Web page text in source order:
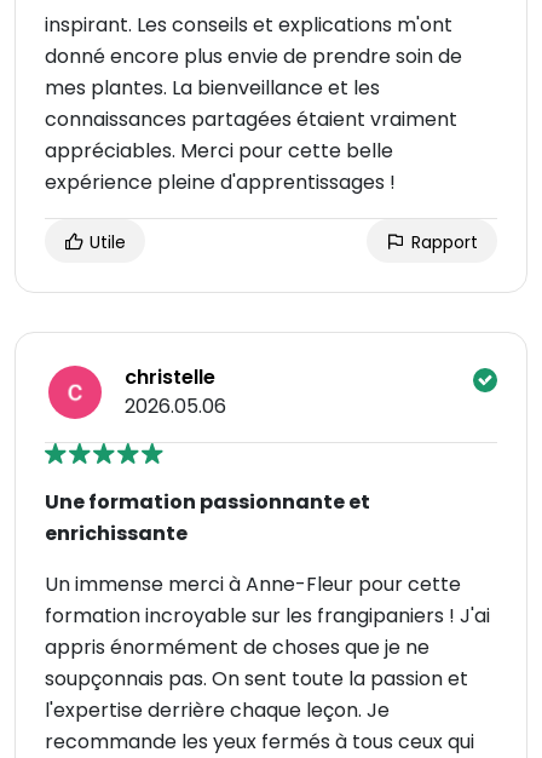
inspirant. Les conseils et explications m'ont
donné encore plus envie de prendre soin de
mes plantes. La bienveillance et les
connaissances partagées étaient vraiment
appréciables. Merci pour cette belle
expérience pleine d'apprentissages !
Utile Rapport
christelle
2026.05.06
Une formation passionnante et
enrichissante
Un immense merci à Anne-Fleur pour cette
formation incroyable sur les frangipaniers ! J'ai
appris énormément de choses que je ne
soupçonnais pas. On sent toute la passion et
l'expertise derrière chaque leçon. Je
recommande les yeux fermés à tous ceux qui